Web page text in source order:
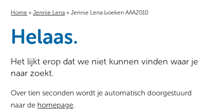
Home »Jennie Lena »Jennie Lena boeken AAA2010
Helaas.
Het lijkt erop dat we niet kunnen vinden waar je
naar zoekt.
Over tien seconden wordt je automatisch doorgestuurd
naar de homepage.